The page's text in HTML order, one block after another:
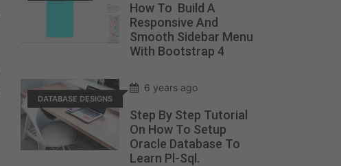
How To Build A
Responsive And
Smooth Sidebar Menu
With Bootstrap 4
DATABASE DESIGNS
6 years ago
Step By Step Tutorial
On How To Setup
Oracle Database To
Learn Pl-Sql.